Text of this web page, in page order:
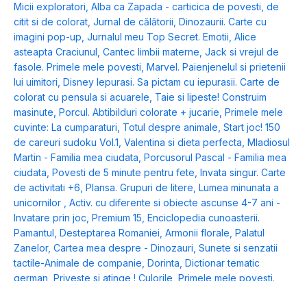
Micii exploratori, Alba ca Zapada - carticica de povesti, de
citit si de colorat, Jurnal de călătorii, Dinozaurii. Carte cu
imagini pop-up, Jurnalul meu Top Secret. Emotii, Alice
asteapta Craciunul , Cantec limbii materne, Jack si vrejul de
fasole. Primele mele povesti, Marvel. Paienjenelul si prietenii
lui uimitori, Disney Iepurasi. Sa pictam cu iepurasii. Carte de
colorat cu pensula si acuarele, Taie si lipeste! Construim
masinute, Porcul. Abtibilduri colorate + jucarie, Primele mele
cuvinte: La cumparaturi, Totul despre animale, Start joc! 150
de careuri sudoku Vol.1, Valentina si dieta perfecta, Mladiosul
Martin - Familia mea ciudata, Porcusorul Pascal - Familia mea
ciudata, Povesti de 5 minute pentru fete, Invata singur. Carte
de activitati +6, Plansa. Grupuri de litere, Lumea minunata a
unicornilor , Activ. cu diferente si obiecte ascunse 4-7 ani -
Invatare prin joc, Premium 15, Enciclopedia cunoasterii.
Pamantul , Desteptarea Romaniei, Armonii florale, Palatul
Zanelor, Cartea mea despre - Dinozauri, Sunete si senzatii
tactile-Animale de companie, Dorinta, Dictionar tematic
german
Priveste si atinge ! Culorile Primele mele povesti.